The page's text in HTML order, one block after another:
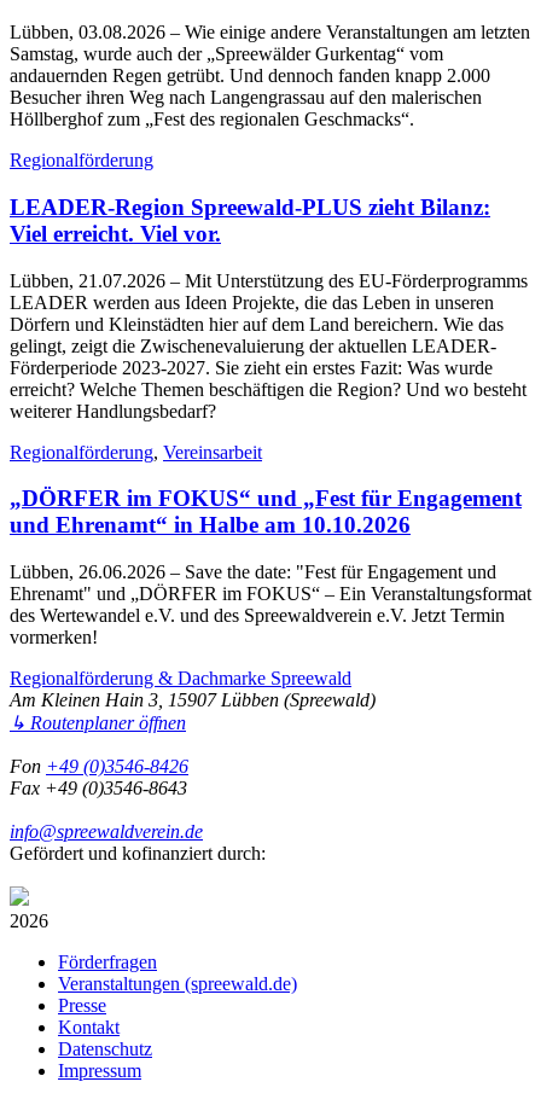
Lübben, 03.08.2026 – Wie einige andere Veranstaltungen am letzten
Samstag, wurde auch der „Spreewälder Gurkentag“ vom
andauernden Regen getrübt. Und dennoch fanden knapp 2.000
Besucher ihren Weg nach Langengrassau auf den malerischen
Höllberghof zum „Fest des regionalen Geschmacks“.
Regionalförderung
LEADER-Region Spreewald-PLUS zieht Bilanz:
Viel erreicht. Viel vor.
Lübben, 21.07.2026 – Mit Unterstützung des EU-Förderprogramms
LEADER werden aus Ideen Projekte, die das Leben in unseren
Dörfern und Kleinstädten hier auf dem Land bereichern. Wie das
gelingt, zeigt die Zwischenevaluierung der aktuellen LEADER-
Förderperiode 2023-2027. Sie zieht ein erstes Fazit: Was wurde
erreicht? Welche Themen beschäftigen die Region? Und wo besteht
weiterer Handlungsbedarf?
Regionalförderung, Vereinsarbeit
„DÖRFER im FOKUS“ und „Fest für Engagement
und Ehrenamt“ in Halbe am 10.10.2026
Lübben, 26.06.2026 – Save the date: "Fest für Engagement und
Ehrenamt" und „DÖRFER im FOKUS“ – Ein Veranstaltungsformat
des Wertewandel e.V. und des Spreewaldverein e.V. Jetzt Termin
vormerken!
Regionalförderung & Dachmarke Spreewald
Am Kleinen Hain 3, 15907 Lübben (Spreewald)
↳ Routenplaner öffnen
Fon +49 (0)3546-8426
Fax +49 (0)3546-8643
info@spreewaldverein.de
Gefördert und kofinanziert durch:
2026
Förderfragen
Veranstaltungen (spreewald.de)
Presse
Kontakt
Datenschutz
Impressum